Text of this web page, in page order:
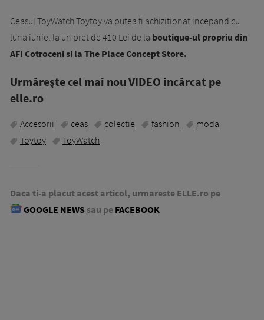
Ceasul ToyWatch Toytoy va putea fi achizitionat incepand cu
luna iunie, la un pret de 410 Lei de la boutique-ul propriu din
AFI Cotroceni si la The Place Concept Store.
Urmăreşte cel mai nou VIDEO incărcat pe
elle.ro
Accesorii ceas colectie fashion
moda
Toytoy
ToyWatch
Daca ti-a placut acest articol, urmareste ELLE.ro pe
GOOGLE NEWS sau pe FACEBOOK